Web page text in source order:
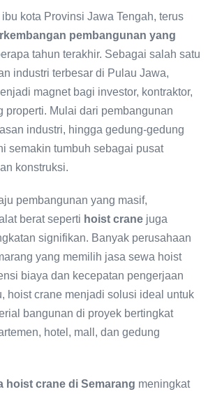
ibu kota Provinsi Jawa Tengah, terus
pembangunan yang
tahun terakhir. Sebagai salah satu
industri terbesar di Pulau Jawa,
magnet bagi investor, kontraktor,
properti. Mulai dari pembangunan
industri, hingga gedung-gedung
semakin tumbuh sebagai pusat
konstruksi.
pembangunan yang masif,
berat seperti hoist crane juga
signifikan. Banyak perusahaan
yang memilih jasa sewa hoist
biaya dan kecepatan pengerjaan
hoist crane menjadi solusi ideal untuk
bangunan di proyek bertingkat
hotel, mall, dan gedung
hoist crane di Semarang meningkat